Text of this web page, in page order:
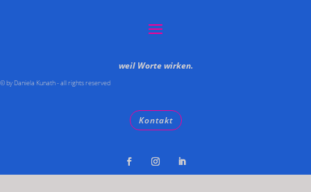
weil Worte wirken.
© by Daniela Kunath - all rights reserved
Kontakt